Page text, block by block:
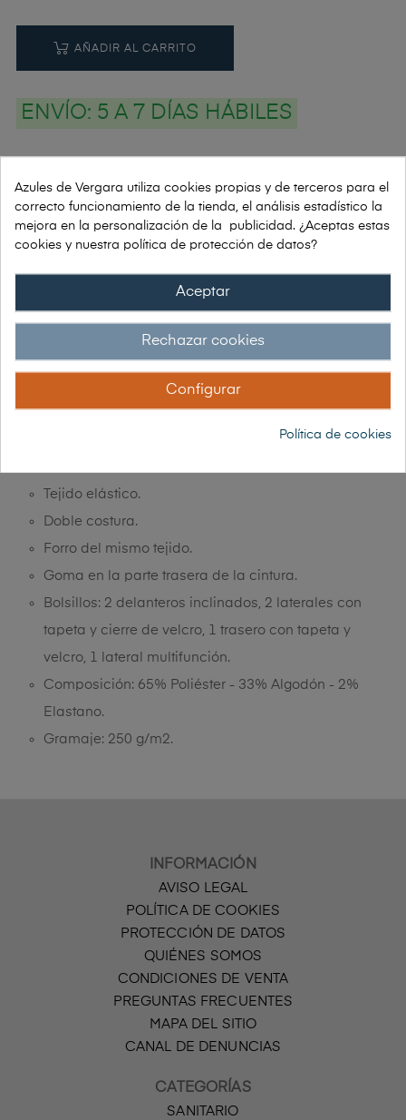
AÑADIR AL CARRITO
ENVÍO: 5 A 7 DÍAS HÁBILES
PAGOS: PAYPAL | VISA | TRANSFERENCIA | BIZUM
Si tienes alguna duda: Tel. 91 448 78 10
Envío grátis a partir de 150€
Garantía 30 días de devolución
Tejido elástico.
Doble costura.
Forro del mismo tejido.
Goma en la parte trasera de la cintura.
Bolsillos: 2 delanteros inclinados, 2 laterales con
tapeta y cierre de velcro, 1 trasero con tapeta y
velcro, 1 lateral multifunción.
Composición: 65% Poliéster - 33% Algodón - 2%
Elastano.
Gramaje: 250 g/m2.
INFORMACIÓN
AVISO LEGAL
POLÍTICA DE COOKIES
PROTECCIÓN DE DATOS
QUIÉNES SOMOS
CONDICIONES DE VENTA
PREGUNTAS FRECUENTES
MAPA DEL SITIO
CANAL DE DENUNCIAS
CATEGORÍAS
SANITARIO
Azules de Vergara utiliza cookies propias y de terceros para el
correcto funcionamiento de la tienda, el análisis estadístico la
mejora en la personalización de la publicidad. ¿Aceptas estas
cookies y nuestra política de protección de datos?
Aceptar
Rechazar cookies
Configurar
Política de cookies